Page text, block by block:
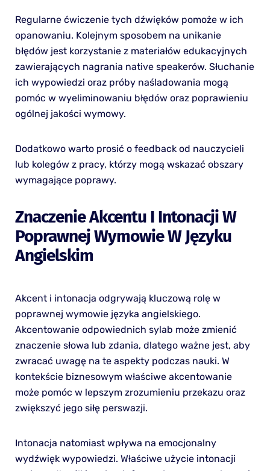
Regularne ćwiczenie tych dźwięków pomoże w ich
opanowaniu. Kolejnym sposobem na unikanie
błędów jest korzystanie z materiałów edukacyjnych
zawierających nagrania native speakerów. Słuchanie
ich wypowiedzi oraz próby naśladowania mogą
pomóc w wyeliminowaniu błędów oraz poprawieniu
ogólnej jakości wymowy.
Dodatkowo warto prosić o feedback od nauczycieli
lub kolegów z pracy, którzy mogą wskazać obszary
wymagające poprawy.
Znaczenie Akcentu I Intonacji W
Poprawnej Wymowie W Języku
Angielskim
Akcent i intonacja odgrywają kluczową rolę w
poprawnej wymowie języka angielskiego.
Akcentowanie odpowiednich sylab może zmienić
znaczenie słowa lub zdania, dlatego ważne jest, aby
zwracać uwagę na te aspekty podczas nauki. W
kontekście biznesowym właściwe akcentowanie
może pomóc w lepszym zrozumieniu przekazu oraz
zwiększyć jego siłę perswazji.
Intonacja natomiast wpływa na emocjonalny
wydźwięk wypowiedzi. Właściwe użycie intonacji